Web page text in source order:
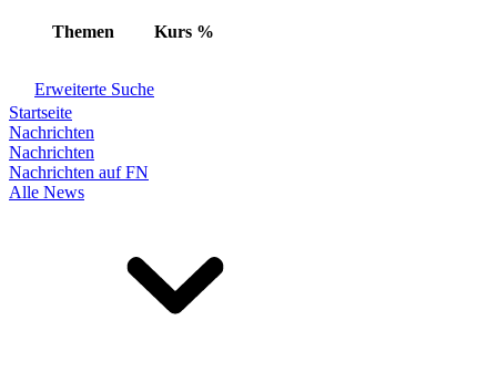
Themen Kurs %
Erweiterte Suche
Startseite
Nachrichten
Nachrichten
Nachrichten auf FN
Alle News